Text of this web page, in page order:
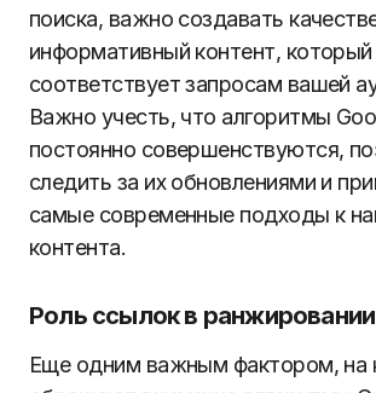
поиска, важно создавать
информативный контент, который
соответствует запросам вашей
Важно учесть, что алгоритмы
постоянно совершенствуются,
следить за их обновлениями и
самые современные подходы к
контента.
Роль ссылок в ранжировании
Еще одним важным фактором, на